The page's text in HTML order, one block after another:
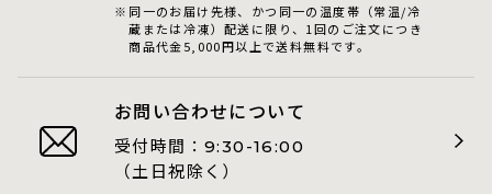
同一のお届け先様、かつ同一の温度帯（常温/冷
蔵または冷凍）配送に限り、1回のご注文につき
商品代金5,000円以上で送料無料です。
お問い合わせについて
受付時間： 9:30-16:00
（土日祝除く）